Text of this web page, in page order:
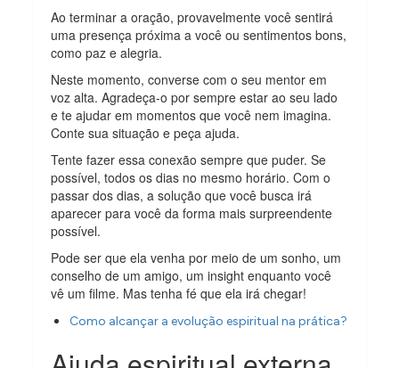
Ao terminar a oração, provavelmente você sentirá
uma presença próxima a você ou sentimentos bons,
como paz e alegria.
Neste momento, converse com o seu mentor em
voz alta. Agradeça-o por sempre estar ao seu lado
e te ajudar em momentos que você nem imagina.
Conte sua situação e peça ajuda.
Tente fazer essa conexão sempre que puder. Se
possível, todos os dias no mesmo horário. Com o
passar dos dias, a solução que você busca irá
aparecer para você da forma mais surpreendente
possível.
Pode ser que ela venha por meio de um sonho, um
conselho de um amigo, um insight enquanto você
vê um filme. Mas tenha fé que ela irá chegar!
Como alcançar a evolução espiritual na prática?